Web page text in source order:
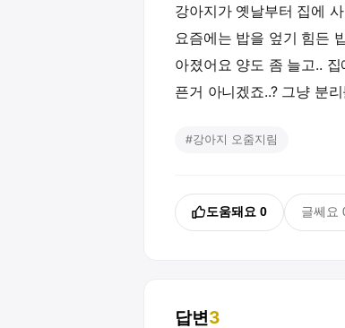
강아지가 옛날부터 집에
요즘에는 밥을 엎기 힘든
아졌어요 양도 좀 늘고..
픈거 아니겠죠..? 그냥 분
#강아지 오줌지림
도움돼요 0 글쎄요
답변3